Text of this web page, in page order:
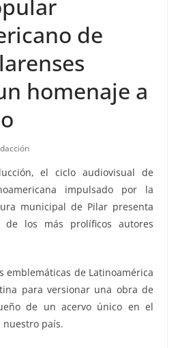
de
homenaje a
el ciclo audiovisual de
impulsado por la
municipal de Pilar presenta
los más prolíficos autores
emblemáticas de Latinoamérica
para versionar una obra de
de un acervo único en el
país.